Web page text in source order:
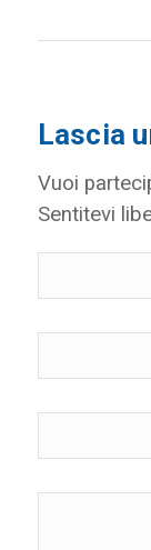
Lascia
Vuoi
Sentitevi